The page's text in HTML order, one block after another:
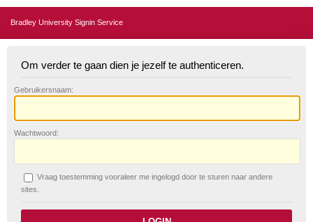
Bradley University Signin Service
Om verder te gaan dien je jezelf te authenticeren.
Gebruikersnaam:
Wachtwoord:
Vraag toestemming vooraleer me ingelogd door te sturen naar andere
sites.